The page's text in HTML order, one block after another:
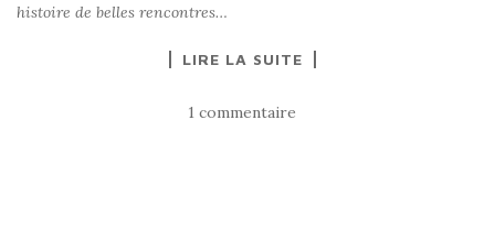
histoire de belles rencontres…
LIRE LA SUITE
1 commentaire